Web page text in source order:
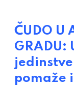
ČUDO U
GRADU:
pomaže